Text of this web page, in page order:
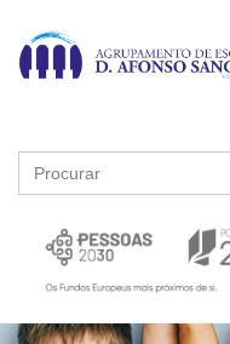
Search
for: